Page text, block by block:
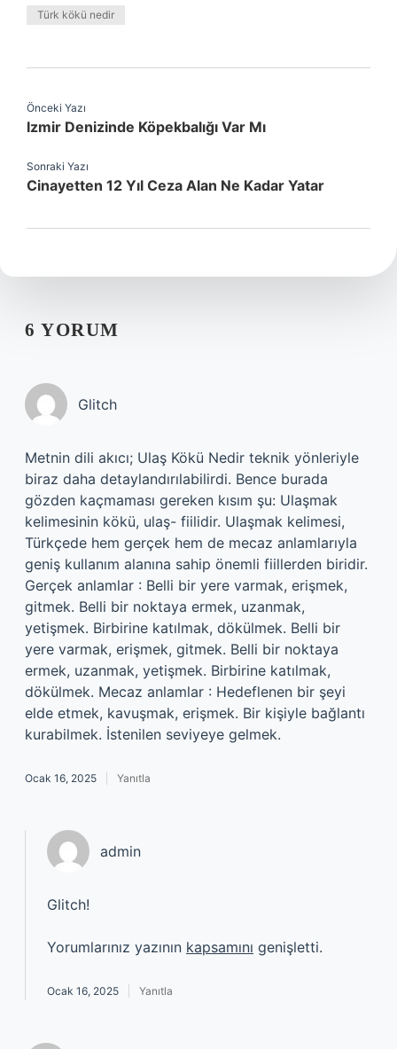
Türk kökü nedir
Önceki Yazı
Izmir Denizinde Köpekbalığı Var Mı
Sonraki Yazı
Cinayetten 12 Yıl Ceza Alan Ne Kadar Yatar
6 YORUM
Glitch
Metnin dili akıcı; Ulaş Kökü Nedir teknik yönleriyle
biraz daha detaylandırılabilirdi. Bence burada
gözden kaçmaması gereken kısım şu: Ulaşmak
kelimesinin kökü, ulaş- fiilidir. Ulaşmak kelimesi,
Türkçede hem gerçek hem de mecaz anlamlarıyla
geniş kullanım alanına sahip önemli fiillerden biridir.
Gerçek anlamlar : Belli bir yere varmak, erişmek,
gitmek. Belli bir noktaya ermek, uzanmak,
yetişmek. Birbirine katılmak, dökülmek. Belli bir
yere varmak, erişmek, gitmek. Belli bir noktaya
ermek, uzanmak, yetişmek. Birbirine katılmak,
dökülmek. Mecaz anlamlar : Hedeflenen bir şeyi
elde etmek, kavuşmak, erişmek. Bir kişiyle bağlantı
kurabilmek. İstenilen seviyeye gelmek.
Ocak 16, 2025 Yanıtla
admin
Glitch!
Yorumlarınız yazının kapsamını genişletti.
Ocak 16, 2025 Yanıtla